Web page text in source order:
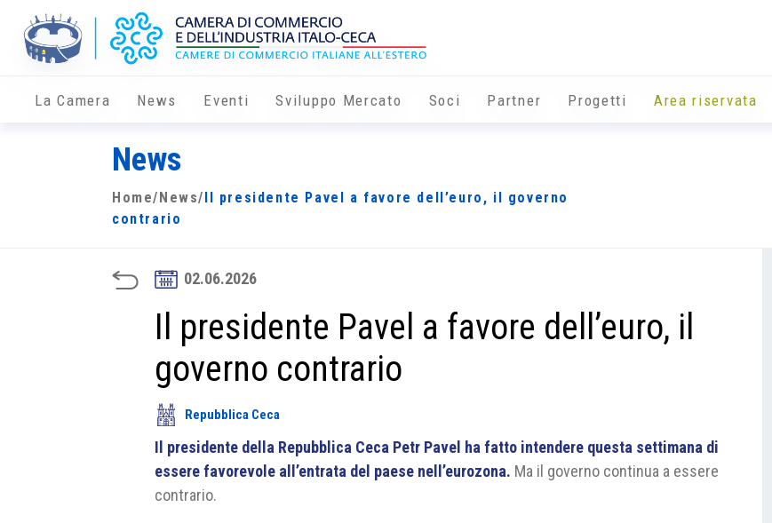
La Camera News Eventi Sviluppo Mercato Soci Partner Progetti Area riservata
News
Home/ News/
Il presidente Pavel a favore dell’euro, il governo
contrario
02.06.2026
Il presidente Pavel a favore dell’euro, il
governo contrario
Repubblica Ceca
Il presidente della Repubblica Ceca Petr Pavel ha fatto intendere questa settimana di
essere favorevole all’entrata del paese nell’eurozona. Ma il governo continua a essere
contrario.